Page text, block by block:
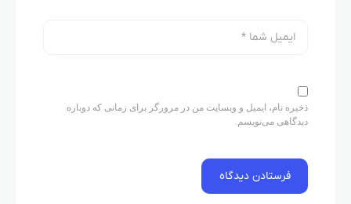
ذخیره نام، ایمیل و وبسایت من در مرورگر برای زمانی که دوباره
دیدگاهی می‌نویسم.